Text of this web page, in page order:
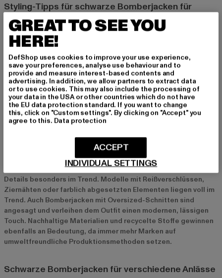
Styling-Tipps für schwarze Bomberjacken für
Damen
Schwarze Bomberjacken lassen sich auf vielfältige Weise
stylen und sind ein echtes Highlight in jedem Outfit. Für einen
lässigen Freizeitlook kannst du deine Bomberjacke mit Jeans
und Sneakern kombinieren. Für einen sportlichen Look eignen
sich Jogginghosen und ein schlichtes T-Shirt perfekt als
Begleiter. Wenn du es etwas eleganter magst, trage deine
schwarze Bomberjacke zu einem Kleid oder einer eleganten
Hose und High Heels. Accessoires wie Caps, Sonnenbrillen
oder auffällige Taschen runden den Look ab und verleihen ihm
das gewisse Etwas.
Aktuelle Trends bei schwarzen Bomberjacken
Im Jahr 2024 sind schwarze Bomberjacken mit auffälligen
Details besonders im Trend. Modelle mit Reißverschlüssen,
Ziernähten oder farblich abgesetzten Elementen liegen voll im
Trend. Auch Bomberjacken mit Oversized-Schnitten sind
angesagt und verleihen dem Outfit einen modernen, lässigen
Touch. Nachhaltige Materialien und recycelte Stoffe gewinnen
ebenfalls an Bedeutung, da immer mehr Marken auf
umweltfreundliche Produktionsmethoden setzen.
Schwarze Bomberjacken für verschiedene Anlässe
GREAT TO SEE YOU
HERE!
DefShop uses cookies to improve your use experience,
save your preferences, analyse use behaviour and to
provide and measure interest-based contents and
advertising. In addition, we allow partners to extract data
or to use cookies. This may also include the processing of
your data in the USA or other countries which do not have
the EU data protection standard. If you want to change
this, click on "Custom settings". By clicking on "Accept" you
agree to this. Data protection
INDIVIDUAL SETTINGS
ACCEPT